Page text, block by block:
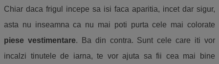
Chiar daca frigul incepe sa isi faca aparitia, incet dar sigur,
asta nu inseamna ca nu mai poti purta cele mai colorate
piese vestimentare. Ba din contra. Sunt cele care iti vor
incalzi tinutele de iarna, te vor ajuta sa fii cea mai bine